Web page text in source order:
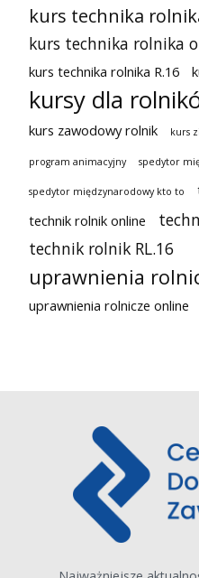
kurs technika
kurs technika rolnika
kurs technika rolnika R.16
kursy dla
kurs zawodowy rolnik kurs
program animacyjny spedytor
spedytor międzynarodowy kto to
technik rolnik online
technik rolnik RL.16
uprawnienia
uprawnienia rolnicze online